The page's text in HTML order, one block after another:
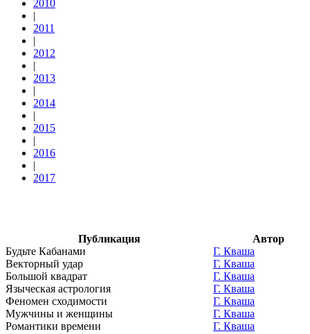
2010
|
2011
|
2012
|
2013
|
2014
|
2015
|
2016
|
2017
Публикация
Автор
Будьте Кабанами
Г. Кваша
Векторный удар
Г. Кваша
Большой квадрат
Г. Кваша
Языческая астрология
Г. Кваша
Феномен сходимости
Г. Кваша
Мужчины и женщины
Г. Кваша
Романтики времени
Г. Кваша